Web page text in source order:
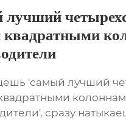
квадратными
'самый лучший
сразу